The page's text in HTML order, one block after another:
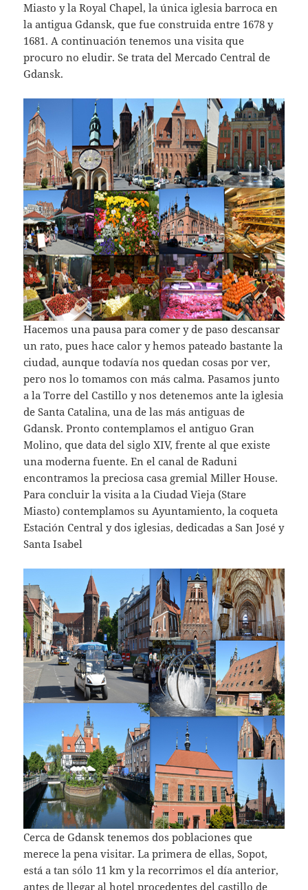
Miasto y la Royal Chapel, la única iglesia barroca en
la antigua Gdansk, que fue construida entre 1678 y
1681. A continuación tenemos una visita que
procuro no eludir. Se trata del Mercado Central de
Gdansk.
Hacemos una pausa para comer y de paso descansar
un rato, pues hace calor y hemos pateado bastante la
ciudad, aunque todavía nos quedan cosas por ver,
pero nos lo tomamos con más calma. Pasamos junto
a la Torre del Castillo y nos detenemos ante la iglesia
de Santa Catalina, una de las más antiguas de
Gdansk. Pronto contemplamos el antiguo Gran
Molino, que data del siglo XIV, frente al que existe
una moderna fuente. En el canal de Raduni
encontramos la preciosa casa gremial Miller House.
Para concluir la visita a la Ciudad Vieja (Stare
Miasto) contemplamos su Ayuntamiento, la coqueta
Estación Central y dos iglesias, dedicadas a San José y
Santa Isabel
Cerca de Gdansk tenemos dos poblaciones que
merece la pena visitar. La primera de ellas, Sopot,
está a tan sólo 11 km y la recorrimos el día anterior,
antes de llegar al hotel procedentes del castillo de